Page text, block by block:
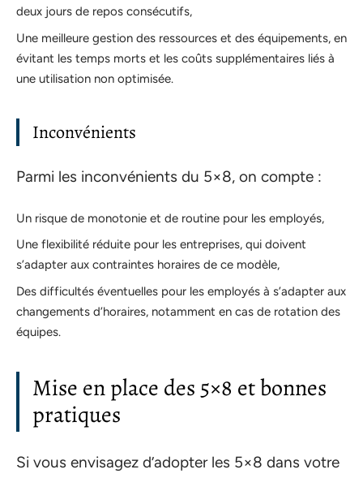
deux jours de repos consécutifs,
Une meilleure gestion des ressources et des équipements, en
évitant les temps morts et les coûts supplémentaires liés à
une utilisation non optimisée.
Inconvénients
Parmi les inconvénients du 5×8, on compte :
Un risque de monotonie et de routine pour les employés,
Une flexibilité réduite pour les entreprises, qui doivent
s’adapter aux contraintes horaires de ce modèle,
Des difficultés éventuelles pour les employés à s’adapter aux
changements d’horaires, notamment en cas de rotation des
équipes.
Mise en place des 5×8 et bonnes
pratiques
Si vous envisagez d’adopter les 5×8 dans votre